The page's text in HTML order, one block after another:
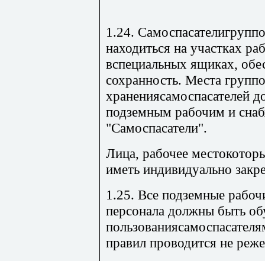
1.24.
находиться на участках
вспециальных ящиках,
сохранность. Места
хранениясамоспасателей
подземным рабочим и
"Самоспасатели".
Лица, рабочее
иметь индивидуально
1.25. Все подземные
персонала должны быть
правил проводится не